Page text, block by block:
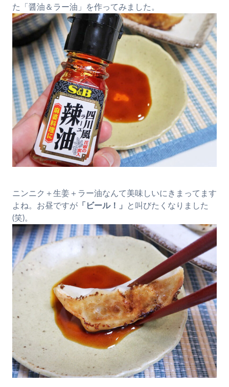
た「醤油＆ラー油」を作ってみました。
ニンニク＋生姜＋ラー油なんて美味しいにきまってます
よね。お昼ですが 「ビール！」
と叫びたくなりました
(笑)。